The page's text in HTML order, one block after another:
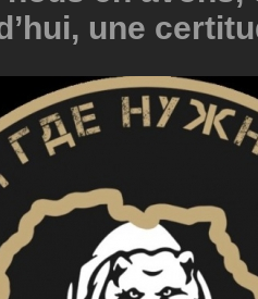
une